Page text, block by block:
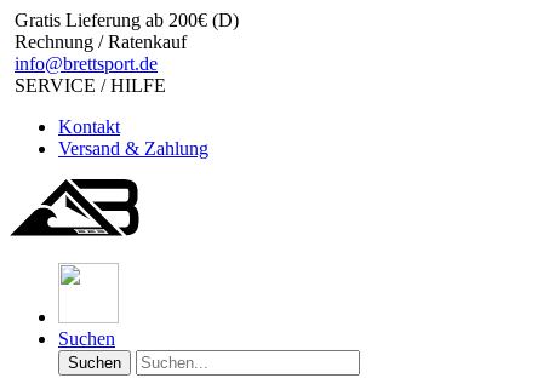
Gratis Lieferung ab 200€ (D)
Rechnung / Ratenkauf
info@brettsport.de
SERVICE / HILFE
Kontakt
Versand & Zahlung
Suchen
Suchen